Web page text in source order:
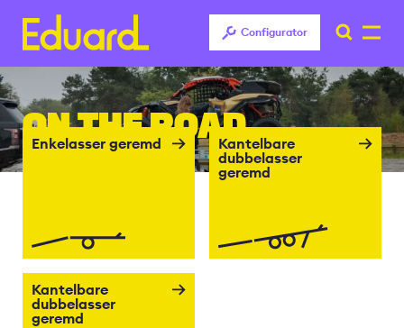
Overslaan
en
naar
de
inhoud
ON THE ROAD
Configurator
Enkelasser geremd
Kantelbare
dubbelasser
geremd
Kantelbare
dubbelasser
geremd